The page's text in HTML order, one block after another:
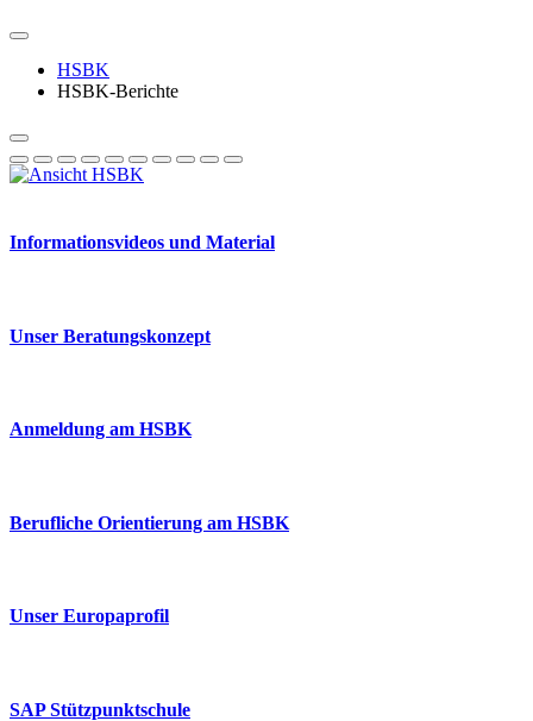
HSBK
HSBK-Berichte
Informationsvideos und Material
Unser Beratungskonzept
Anmeldung am HSBK
Berufliche Orientierung am HSBK
Unser Europaprofil
SAP Stützpunktschule